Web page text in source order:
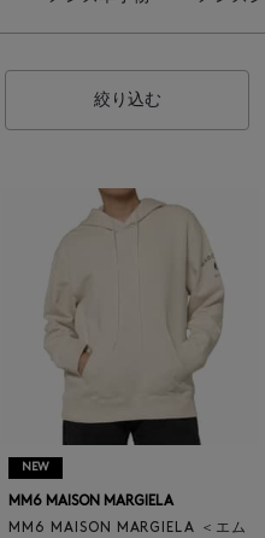
絞り込む
NEW
MM6 MAISON MARGIELA
MM6 MAISON MARGIELA ＜エム